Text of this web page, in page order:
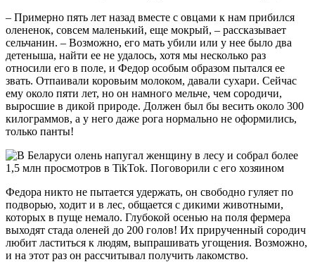
– Примерно пять лет назад вместе с овцами к нам прибился
олененок, совсем маленький, еще мокрый, – рассказывает
сельчанин. – Возможно, его мать убили или у нее было два
детеныша, найти ее не удалось, хотя мы несколько раз
относили его в поле, и Федор особым образом пытался ее
звать. Отпаивали коровьим молоком, давали сухари. Сейчас
ему около пяти лет, но он намного мельче, чем сородичи,
выросшие в дикой природе. Должен был бы весить около 300
килограммов, а у него даже рога нормально не оформились,
только панты!
Федора никто не пытается удержать, он свободно гуляет по
подворью, ходит и в лес, общается с дикими животными,
которых в пуще немало. Глубокой осенью на поля фермера
выходят стада оленей до 200 голов! Их прирученный сородич
любит ластиться к людям, выпрашивать угощения. Возможно,
и на этот раз он рассчитывал получить лакомство.